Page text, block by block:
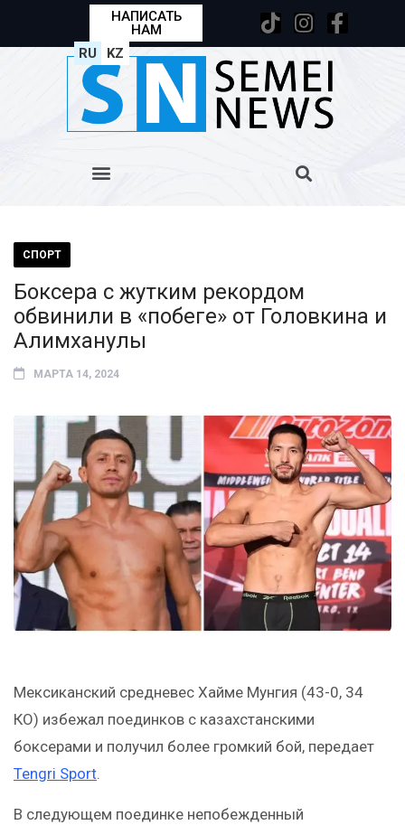
НАПИСАТЬ
НАМ
RU
KZ
СПОРТ
Боксера с жутким рекордом
обвинили в «побеге» от Головкина и
Алимханулы
МАРТА 14, 2024
Мексиканский средневес Хайме Мунгия (43-0, 34
КО) избежал поединков с казахстанскими
боксерами и получил более громкий бой, передает
Tengri Sport.
В следующем поединке непобежденный